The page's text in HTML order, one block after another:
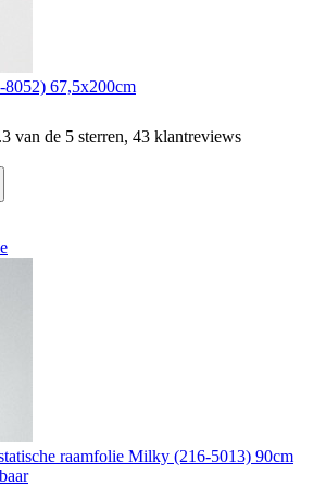
67,5x200cm
van de 5 sterren, 43 klantreviews
raamfolie Milky (216-5013) 90cm